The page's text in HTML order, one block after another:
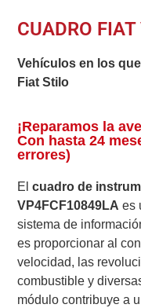
CUADRO
Vehículos en los
Fiat Stilo
¡Reparamos la
Con hasta 24
errores)
Elcuadro de
VP4FCF10849LA es
sistema de
es proporcionar al
velocidad, las
combustible y
módulo contribuye a